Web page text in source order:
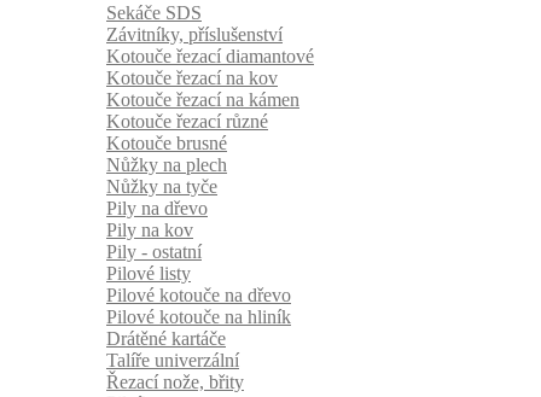
Sekáče SDS
Závitníky, příslušenství
Kotouče řezací diamantové
Kotouče řezací na kov
Kotouče řezací na kámen
Kotouče řezací různé
Kotouče brusné
Nůžky na plech
Nůžky na tyče
Pily na dřevo
Pily na kov
Pily - ostatní
Pilové listy
Pilové kotouče na dřevo
Pilové kotouče na hliník
Drátěné kartáče
Talíře univerzální
Řezací nože, břity